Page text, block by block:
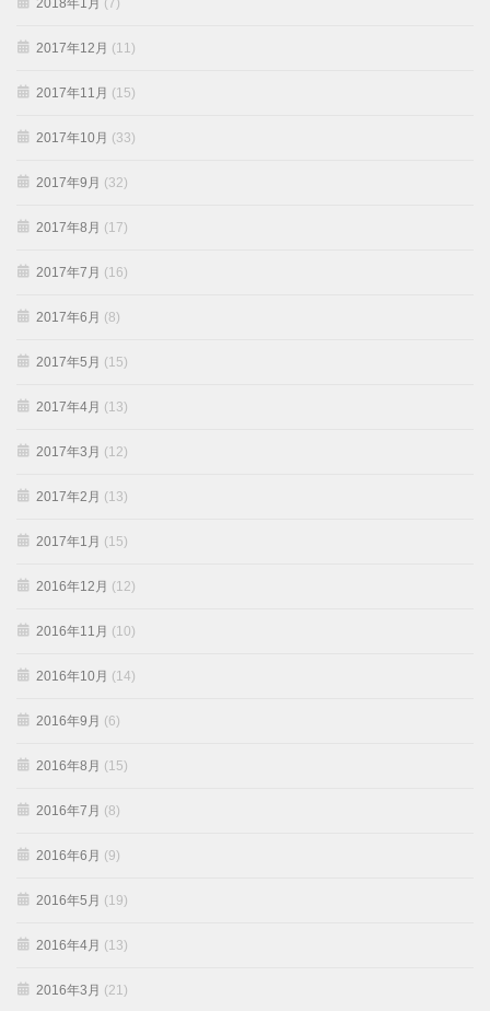
2018年1月 (7)
2017年12月 (11)
2017年11月 (15)
2017年10月 (33)
2017年9月 (32)
2017年8月 (17)
2017年7月 (16)
2017年6月 (8)
2017年5月 (15)
2017年4月 (13)
2017年3月 (12)
2017年2月 (13)
2017年1月 (15)
2016年12月 (12)
2016年11月 (10)
2016年10月 (14)
2016年9月 (6)
2016年8月 (15)
2016年7月 (8)
2016年6月 (9)
2016年5月 (19)
2016年4月 (13)
2016年3月 (21)